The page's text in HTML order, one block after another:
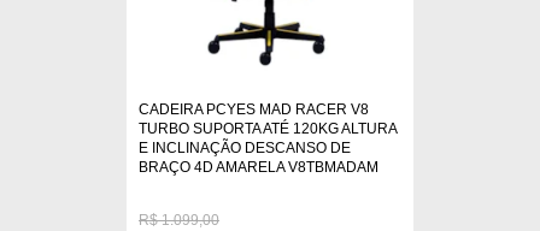
CADEIRA PCYES MAD RACER V8
TURBO SUPORTA ATÉ 120KG ALTURA
E INCLINAÇÃO DESCANSO DE
BRAÇO 4D AMARELA V8TBMADAM
R$ 1.099,00